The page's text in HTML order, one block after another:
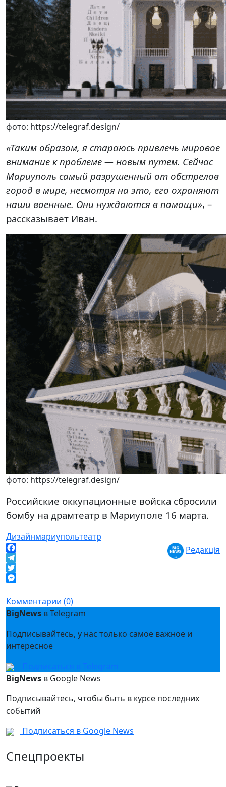
фото: https://telegraf.design/
«Таким образом, я стараюсь привлечь мировое
внимание к проблеме — новым путем. Сейчас
Мариуполь самый разрушенный от обстрелов
город в мире, несмотря на это, его охраняют
наши военные. Они нуждаются в помощи», –
рассказывает Иван.
фото: https://telegraf.design/
Российские оккупационные войска сбросили
бомбу на драмтеатр в Мариуполе 16 марта.
Дизайнмариупольтеатр
Facebook
Telegram
Twitter
Редакція
Комментарии (0)
BigNews в Telegram
Подписывайтесь, у нас только самое важное и
интересное
Подписаться в Telegram
BigNews в Google News
Подписывайтесь, чтобы быть в курсе последних
событий
Подписаться в Google News
Спецпроекты